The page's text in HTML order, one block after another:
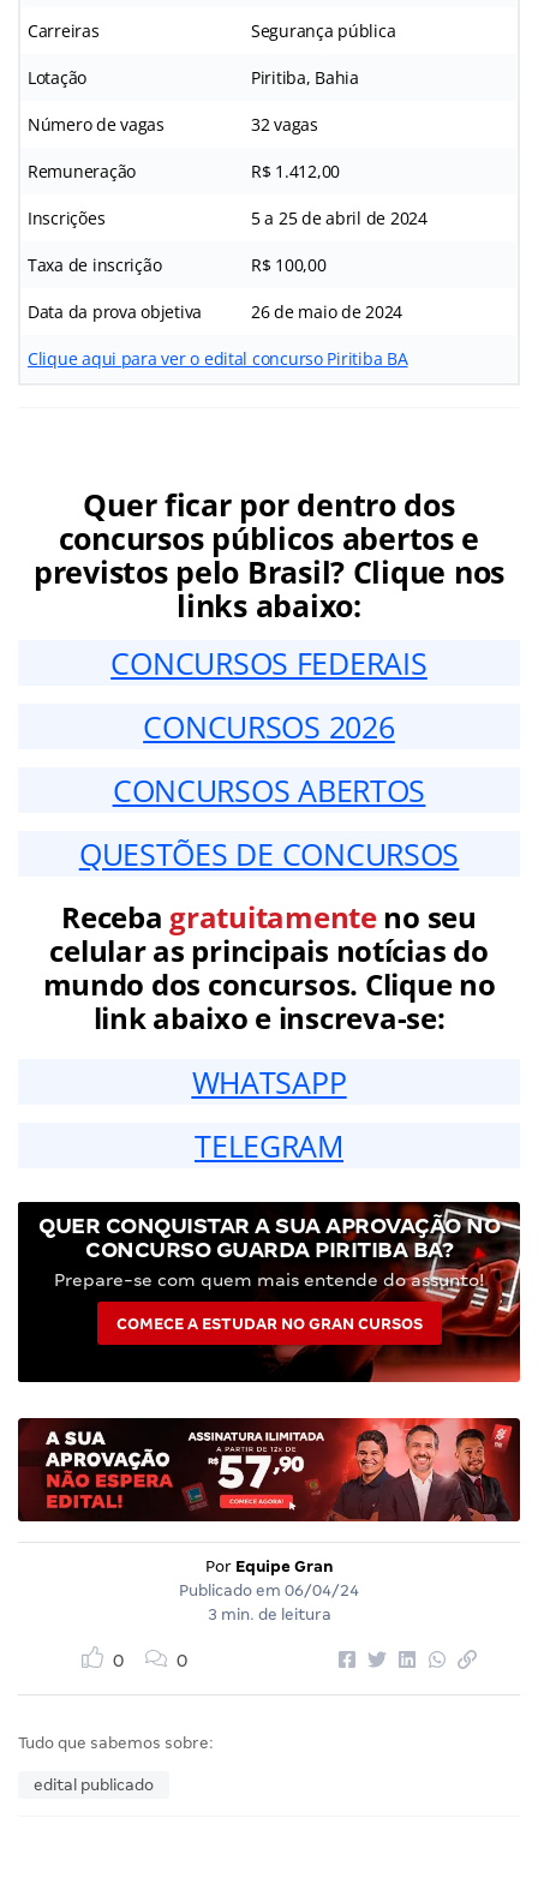
Carreiras Segurança pública
Lotação Piritiba, Bahia
Número de vagas 32 vagas
Remuneração R$ 1.412,00
Inscrições 5 a 25 de abril de 2024
Taxa de inscrição R$ 100,00
Data da prova objetiva 26 de maio de 2024
Clique aqui para ver o edital concurso Piritiba BA
Quer ficar por dentro dos
concursos públicos abertos e
previstos pelo Brasil? Clique nos
links abaixo:
CONCURSOS FEDERAIS
CONCURSOS 2026
CONCURSOS ABERTOS
QUESTÕES DE CONCURSOS
Receba gratuitamenteno seu
celular as principais notícias do
mundo dos concursos. Clique no
link abaixo e inscreva-se:
WHATSAPP
TELEGRAM
QUER CONQUISTAR A SUA APROVAÇÃO NO
CONCURSO GUARDA PIRITIBA BA?
Prepare-se com quem mais entende do assunto!
COMECE A ESTUDAR NO GRAN CURSOS
Por Equipe Gran
Publicado em 06/04/24
3 min. de leitura
0 0
Tudo que sabemos sobre:
edital publicado